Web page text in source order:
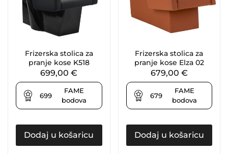
Frizerska stolica za
pranje kose K518
699,00€
699
FAME
bodova
Dodaj u košaricu
Frizerska stolica za
pranje kose Elza 02
679,00 €
679
FAME
bodova
Dodaj u košaricu